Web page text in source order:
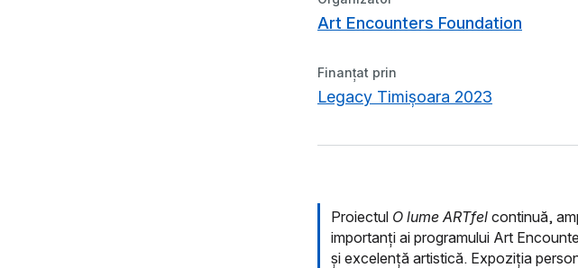
Art Encounters Foundation
Finanțat prin
Legacy Timișoara 2023
Proiectul O lume ARTfel continuă,
importanți ai programului Art
și excelență artistică. Expoziția